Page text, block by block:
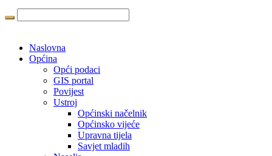
Naslovna
Općina
Opći podaci
GIS portal
Povijest
Ustroj
Općinski načelnik
Općinsko vijeće
Upravna tijela
Savjet mladih